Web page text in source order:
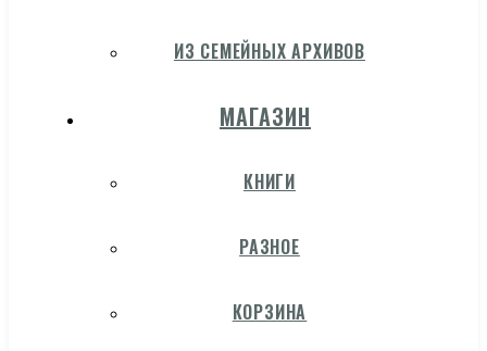
ИЗ СЕМЕЙНЫХ АРХИВОВ
МАГАЗИН
КНИГИ
РАЗНОЕ
КОРЗИНА